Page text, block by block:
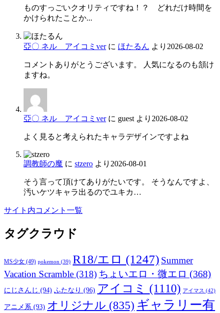
ものすっごいクオリティですね！？ どれだけ時間を
かけられたことか...
亞〇 ネル アイコミverに ほたるん より 2026-08-02
コメントありがとうございます。 人気になるのも頷け
ますね。
亞〇 ネル アイコミverに guest より 2026-08-02
よく見ると考えられたキャラデザインですよね
調教師の魔 に stzero より 2026-08-01
そう言って頂けてありがたいです。 そうなんですよ、
汚いケツキャラ出るのでユキカ…
サイト内コメント一覧
タグクラウド
MS少女 (49) pokemon (39) R18/エロ (1247) Summer
Vacation Scramble (318) ちょいエロ・微エロ (368)
にじさんじ (94) ふたなり (96) アイコミ (1110) アイマス (42)
アニメ系 (93) オリジナル (835) ギャラリー有